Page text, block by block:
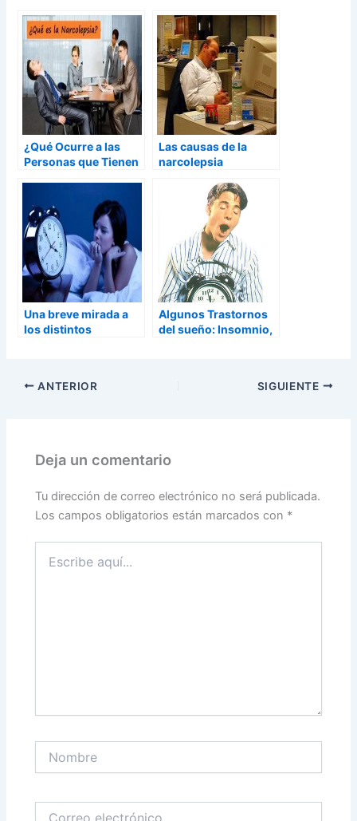
¿Qué Ocurre a las
Personas que Tienen
Las causas de la
narcolepsia
Una breve mirada a
los distintos
Algunos Trastornos
del sueño: Insomnio,
ANTERIOR SIGUIENTE
Deja un comentario
Tu dirección de correo electrónico no será publicada.
Los campos obligatorios están marcados con *
aquí...